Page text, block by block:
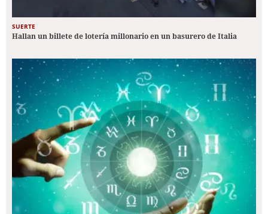
SUERTE
Hallan un billete de lotería millonario en un basurero de Italia